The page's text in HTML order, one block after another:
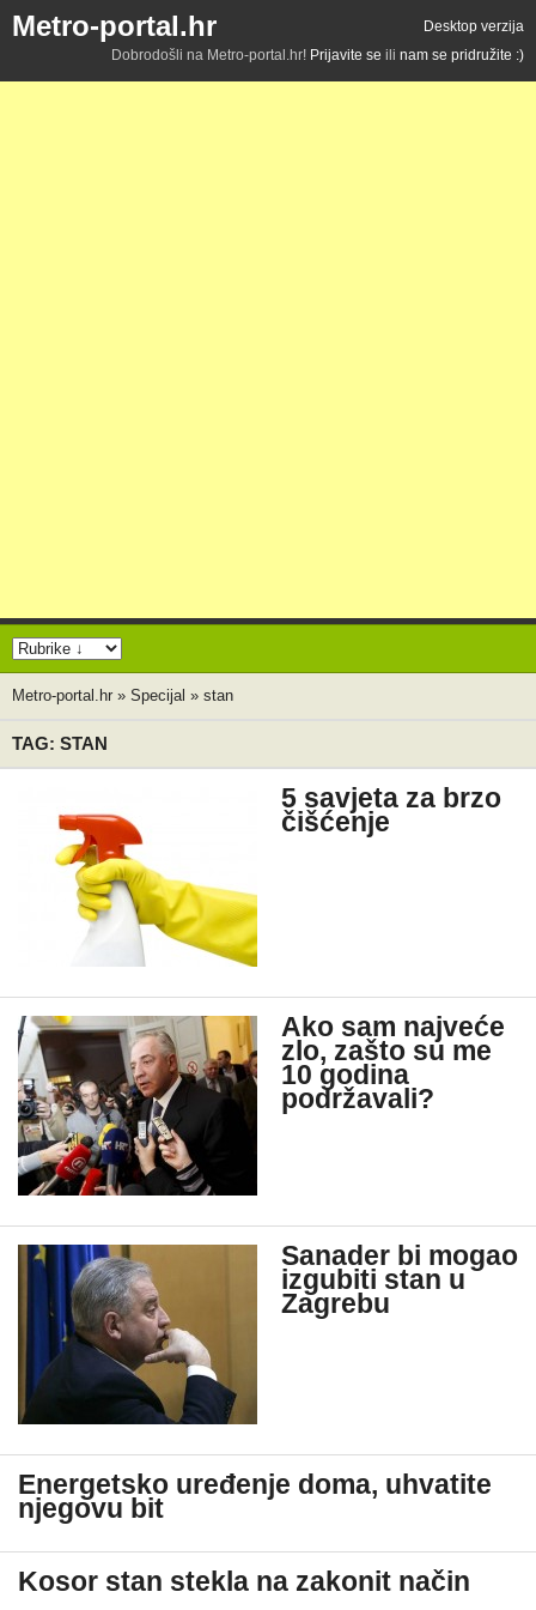
Metro-portal.hr
Desktop verzija
Dobrodošli na Metro-portal.hr! Prijavite se ili nam se pridružite :)
Metro-portal.hr » Specijal » stan
TAG: STAN
5 savjeta za brzo
čišćenje
Ako sam najveće
zlo, zašto su me
10 godina
podržavali?
Sanader bi mogao
izgubiti stan u
Zagrebu
Energetsko uređenje doma, uhvatite
njegovu bit
Kosor stan stekla na zakonit način